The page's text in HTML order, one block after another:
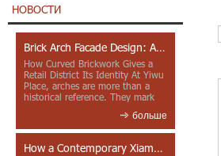
НОВОСТИ
Brick Arch Facade Design: A Closer Look at Yiwu Place
How Curved Brickwork Gives a
Retail District Its Identity At Yiwu
Place, arches are more than a
historical reference. They mark
больше
How a Contemporary Xiamen Project Reframes Minnan Red Brick